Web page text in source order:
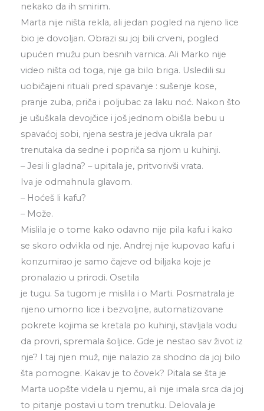
nekako da ih smirim.
Marta nije ništa rekla, ali jedan pogled na njeno lice
bio je dovoljan. Obrazi su joj bili crveni, pogled
upućen mužu pun besnih varnica. Ali Marko nije
video ništa od toga, nije ga bilo briga. Usledili su
uobičajeni rituali pred spavanje : sušenje kose,
pranje zuba, priča i poljubac za laku noć. Nakon što
je ušuškala devojčice i još jednom obišla bebu u
spavaćoj sobi, njena sestra je jedva ukrala par
trenutaka da sedne i popriča sa njom u kuhinji.
– Jesi li gladna? – upitala je, pritvorivši vrata.
Iva je odmahnula glavom.
– Hoćeš li kafu?
– Može.
Mislila je o tome kako odavno nije pila kafu i kako
se skoro odvikla od nje. Andrej nije kupovao kafu i
konzumirao je samo čajeve od biljaka koje je
pronalazio u prirodi. Osetila
je tugu. Sa tugom je mislila i o Marti. Posmatrala je
njeno umorno lice i bezvoljne, automatizovane
pokrete kojima se kretala po kuhinji, stavljala vodu
da provri, spremala šoljice. Gde je nestao sav život iz
nje? I taj njen muž, nije nalazio za shodno da joj bilo
šta pomogne. Kakav je to čovek? Pitala se šta je
Marta uopšte videla u njemu, ali nije imala srca da joj
to pitanje postavi u tom trenutku. Delovala je